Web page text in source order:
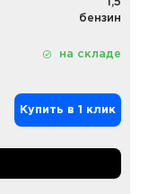
1,5
бензин
на складе
Купить в 1 клик